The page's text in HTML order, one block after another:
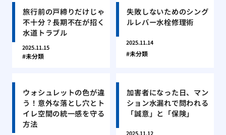
旅行前の戸締りだけじゃ
不十分？長期不在が招く
水道トラブル
2025.11.15
未分類
失敗しないためのシング
ルレバー水栓修理術
2025.11.14
未分類
ウォシュレットの色が違
う！意外な落とし穴とト
イレ空間の統一感を守る
方法
加害者になった日、マン
ション水漏れで問われる
「誠意」と「保険」
2025.11.12